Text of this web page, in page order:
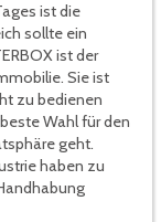
ist die
sollte ein
ist der
Sie ist
zu bedienen
Wahl für den
geht.
haben zu